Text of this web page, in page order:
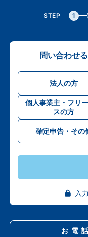
STEP 1
問い合わせ
法人の方
個人事業主・フリ
スの方
確定申告・その
入
お電